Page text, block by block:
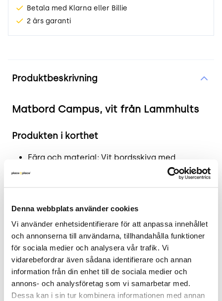
Denna webbplats använder cookies
Vi använder enhetsidentifierare för att anpassa innehållet
och annonserna till användarna, tillhandahålla funktioner
för sociala medier och analysera vår trafik. Vi
vidarebefordrar även sådana identifierare och annan
information från din enhet till de sociala medier och
annons- och analysföretag som vi samarbetar med.
Dessa kan i sin tur kombinera informationen med annan
Betala med Klarna eller Billie
2 års garanti
Produktbeskrivning
Matbord Campus, vit från Lammhults
Produkten i korthet
Färg och material: Vit bordsskiva med
kromade bordsben i stål.
Mått: Höjd: 73 cm, Längd: 70 cm, Bredd: 70 cm.
2 års garanti.
Mer om Campus
Matbordet Campus från Lammhults är idealiskt
för många tillfällen. Dess stilrena design och vita
färg gör det lätt att integrera i olika miljöer som
hemmet eller kontoret. Den unika kombinationen